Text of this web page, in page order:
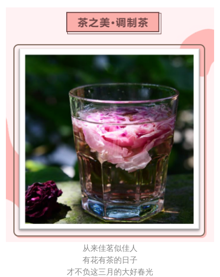
从来佳茗似佳人
有花有茶的日子
才不负这三月的大好春光